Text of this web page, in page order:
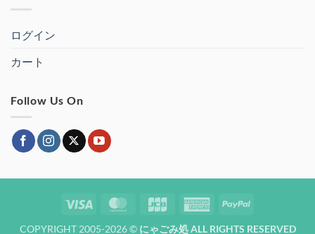
ログイン
カート
Follow Us On
Visa MasterCard
JCB
AmericanPayPal
COPYRIGHT 2005-2026 © にゃごみ処 ALL RIGHTS RESERVED